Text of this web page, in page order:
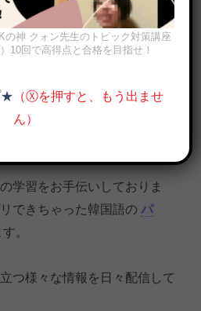
つ！여기요, 저기요, 이모님, 사장님,
学習をお手伝いしておりま
できちゃった韓国語の パ
。
つ様々な情報を日々配信して
の神 クォン先生のトピック対策講座
10回で高得点と合格を目指せ！
★ （Ⓧを押すと、もう出ませ
ん）